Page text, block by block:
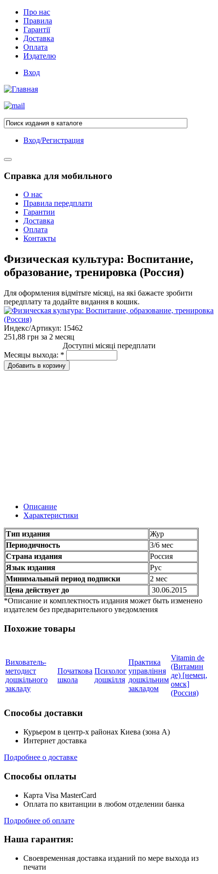
Про нас
Правила
Гарантії
Доставка
Оплата
Издателю
Вход
Вход/Регистрация
Справка для мобильного
О нас
Правила передплати
Гарантии
Доставка
Оплата
Контакты
Физическая культура: Воспитание,
образование, тренировка (Россия)
Для оформления відмітьте місяці, на які бажаєте зробити
передплату та додайте видання в кошик.
Индекс/Артикул: 15462
251,88 грн за 2 месяц
Доступні місяці передплати
Месяцы выхода: *
Описание
Характеристики
Тип издания
Жур
Периодичность
3/6 мес
Страна издания
Россия
Язык издания
Рус
Минимальный период подписки
2 мес
Цена действует до
30.06.2015
*Описание и комплектность издания может быть изменено
издателем без предварительного уведомления
Похожие товары
Вихователь-
методист
дошкільного
закладу
Початкова
школа
Психолог
дошкілля
Практика
управління
дошкільним
закладом
Vitamin de
(Витамин
де) [немец,
омск]
(Россия)
Способы доставки
Курьером в центр-х районах Киева (зона А)
Интернет доставка
Подробнее о доставке
Способы оплаты
Карта Visa MasterCard
Оплата по квитанции в любом отделении банка
Подробнее об оплате
Наша гарантия:
Своевременная доставка изданий по мере выхода из
печати